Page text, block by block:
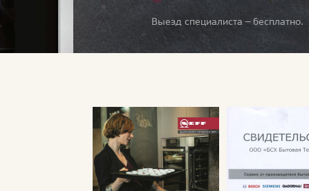
Выезд специалиста — бесплатно.